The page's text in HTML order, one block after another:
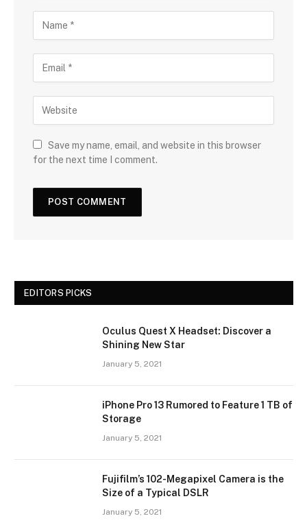
Save my name, email, and website in this browser
for the next time I comment.
EDITORS PICKS
Oculus Quest X Headset: Discover a
Shining New Star
January 5, 2021
iPhone Pro 13 Rumored to Feature 1 TB of
Storage
January 5, 2021
Fujifilm’s 102-Megapixel Camera is the
Size of a Typical DSLR
January 5, 2021